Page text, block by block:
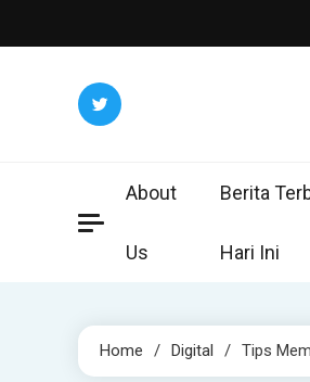
to
About
Us
Berita
Hari Ini
Home Digital Tips